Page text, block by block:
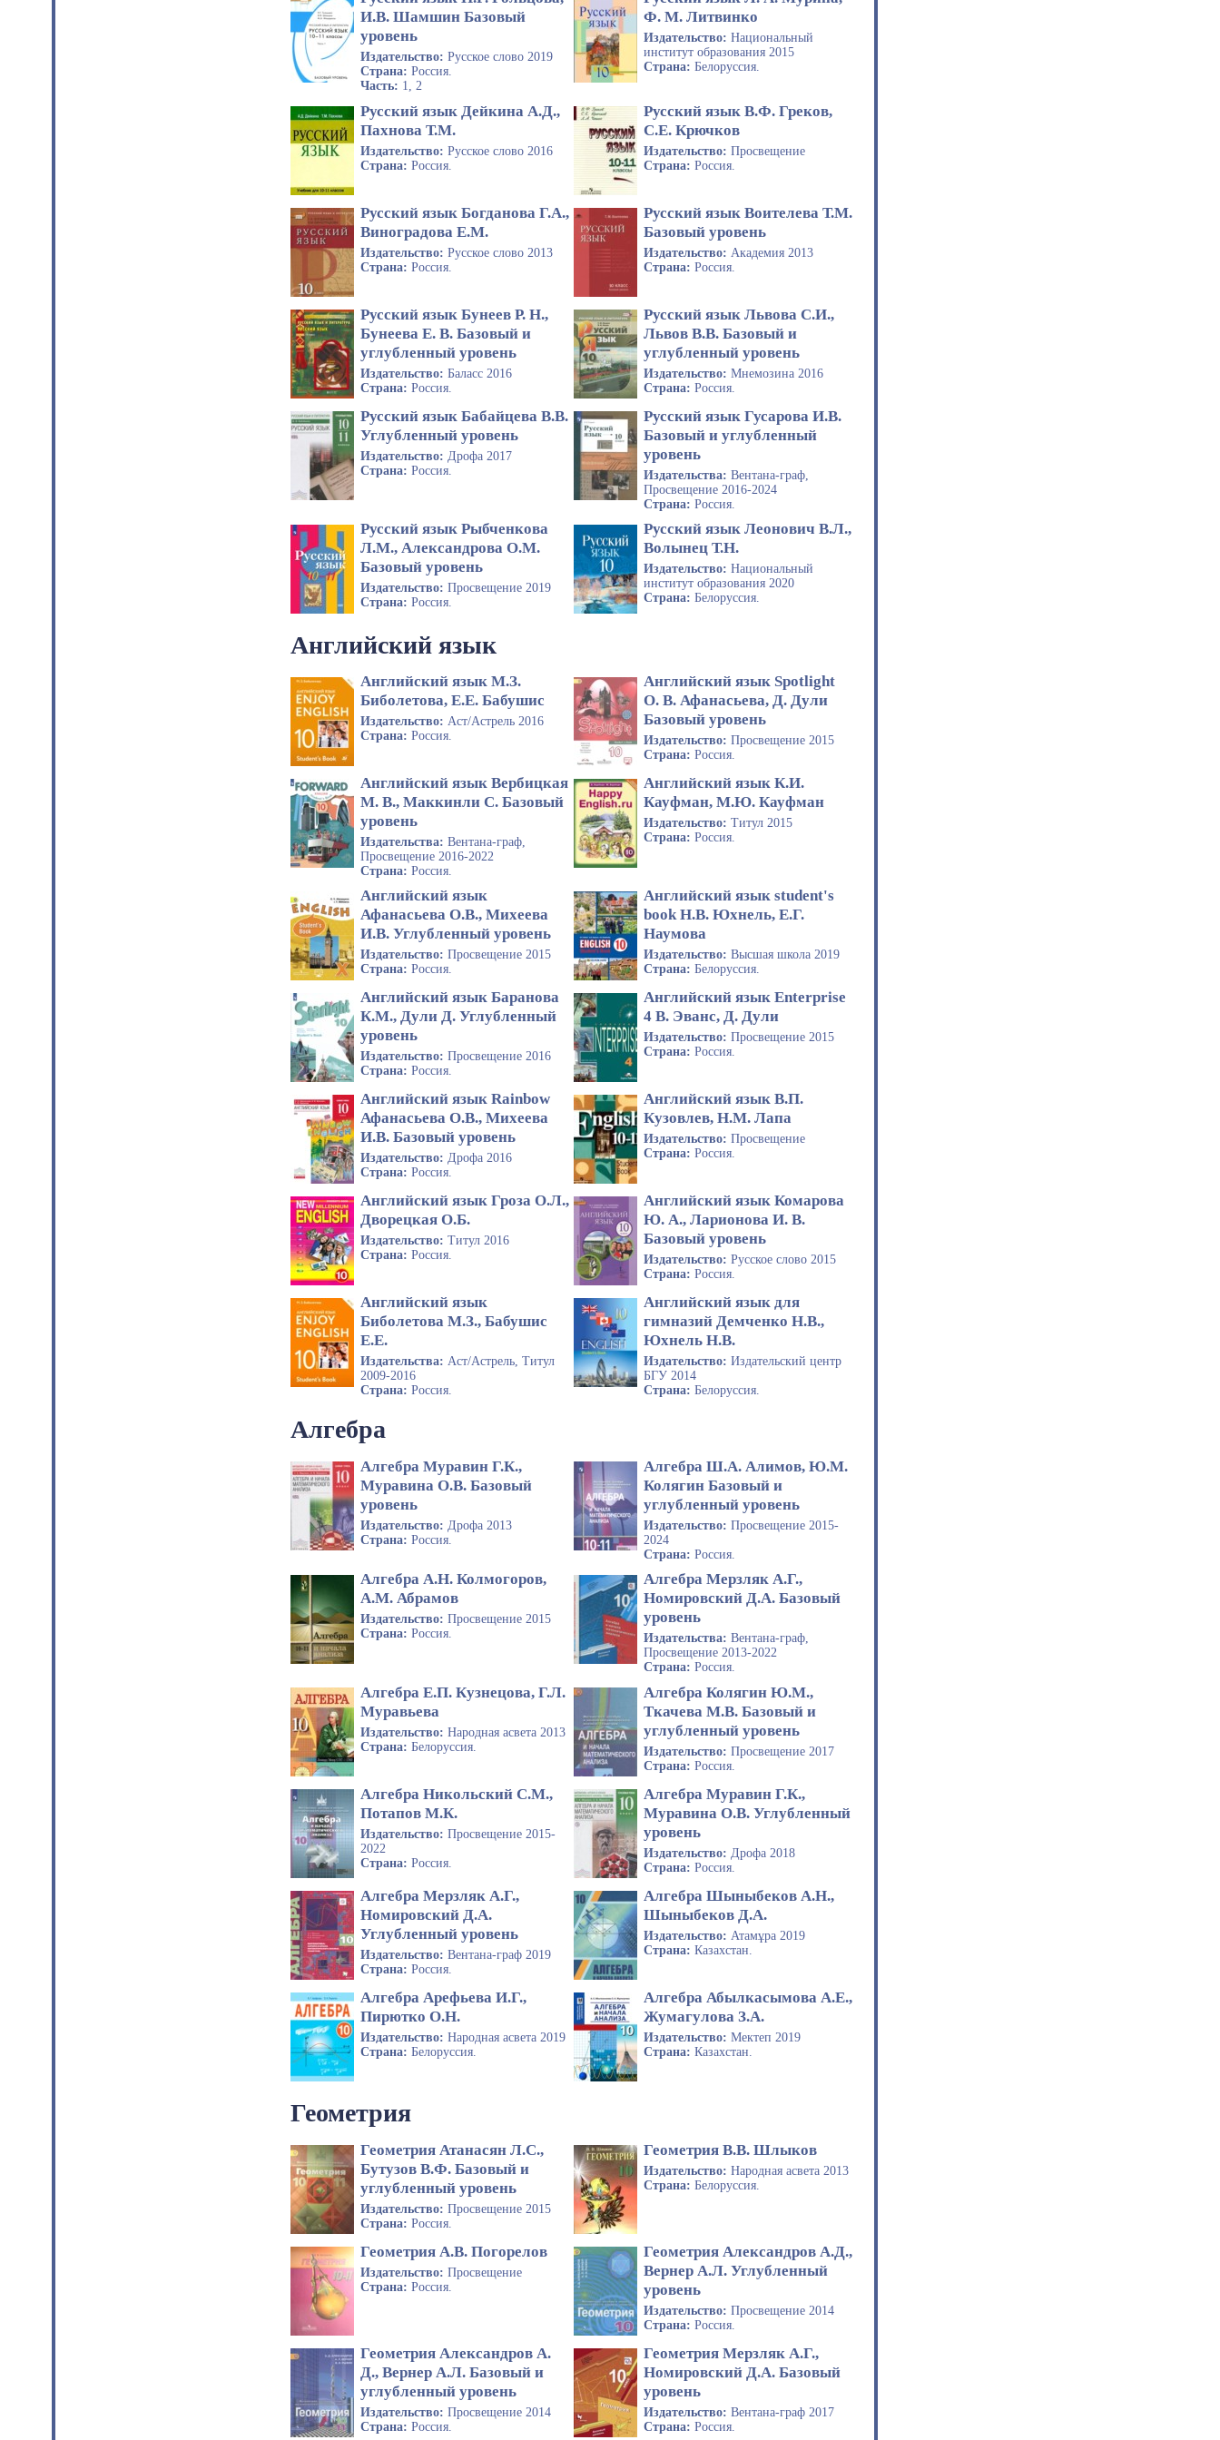
И.В. Шамшин Базовый
уровень
Издательство: Русское слово 2019
Страна: Россия.
Часть: 1, 2
Ф. М. Литвинко
Издательство:Национальный
институт образования 2015
Страна:Белоруссия.
Русский язык Дейкина А.Д.,
Пахнова Т.М.
Издательство: Русское слово 2016
Страна: Россия.
Русский язык В.Ф. Греков,
С.Е. Крючков
Издательство:Просвещение
Страна:Россия.
Русский язык Богданова Г.А.,
Виноградова Е.М.
Издательство: Русское слово 2013
Страна: Россия.
Русский язык Воителева Т.М.
Базовый уровень
Издательство: Академия 2013
Страна:Россия.
Русский язык Бунеев Р. Н.,
Бунеева Е. В. Базовый и
углубленный уровень
Издательство: Баласс 2016
Страна: Россия.
Русский язык Львова С.И.,
Львов В.В. Базовый и
углубленный уровень
Издательство:Мнемозина 2016
Страна:Россия.
Русский язык Бабайцева В.В.
Углубленный уровень
Издательство: Дрофа 2017
Страна: Россия.
Русский язык Гусарова И.В.
Базовый и углубленный
уровень
Издательства:Вентана-граф,
Просвещение 2016-2024
Страна:Россия.
Русский язык Рыбченкова
Л.М., Александрова О.М.
Базовый уровень
Издательство: Просвещение 2019
Страна: Россия.
Русский язык Леонович В.Л.,
Волынец Т.Н.
Издательство:Национальный
институт образования 2020
Страна:Белоруссия.
Английский язык
Английский язык М.З.
Биболетова, Е.Е. Бабушис
Издательство: Аст/Астрель 2016
Страна: Россия.
Английский язык Spotlight
О. В. Афанасьева, Д. Дули
Базовый уровень
Издательство:Просвещение 2015
Страна:Россия.
Английский язык Вербицкая
М. В., Маккинли С. Базовый
уровень
Издательства: Вентана-граф,
Просвещение 2016-2022
Страна: Россия.
Английский язык К.И.
Кауфман, М.Ю. Кауфман
Издательство:Титул 2015
Страна:Россия.
Английский язык
Афанасьева О.В., Михеева
И.В. Углубленный уровень
Издательство: Просвещение 2015
Страна: Россия.
Английский язык student's
book Н.В. Юхнель, Е.Г.
Наумова
Издательство:Высшая школа 2019
Страна:Белоруссия.
Английский язык Баранова
К.М., Дули Д. Углубленный
уровень
Издательство: Просвещение 2016
Страна: Россия.
Английский язык Enterprise
4 В. Эванс, Д. Дули
Издательство:Просвещение 2015
Страна:Россия.
Английский язык Rainbow
Афанасьева О.В., Михеева
И.В. Базовый уровень
Издательство: Дрофа 2016
Страна: Россия.
Английский язык В.П.
Кузовлев, Н.М. Лапа
Издательство:Просвещение
Страна:Россия.
Английский язык Гроза О.Л.,
Дворецкая О.Б.
Издательство: Титул 2016
Страна: Россия.
Английский язык Комарова
Ю. А., Ларионова И. В.
Базовый уровень
Издательство:Русское слово 2015
Страна:Россия.
Английский язык
Биболетова М.З., Бабушис
Е.Е.
Издательства: Аст/Астрель, Титул
2009-2016
Страна: Россия.
Английский язык для
гимназий Демченко Н.В.,
Юхнель Н.В.
Издательство:Издательский центр
БГУ 2014
Страна:Белоруссия.
Алгебра
Алгебра Муравин Г.К.,
Муравина О.В. Базовый
уровень
Издательство: Дрофа 2013
Страна: Россия.
Алгебра Ш.А. Алимов, Ю.М.
Колягин Базовый и
углубленный уровень
Издательство:Просвещение 2015-
2024
Страна:Россия.
Алгебра А.Н. Колмогоров,
А.М. Абрамов
Издательство: Просвещение 2015
Страна: Россия.
Алгебра Мерзляк А.Г.,
Номировский Д.А. Базовый
уровень
Издательства:Вентана-граф,
Просвещение 2013-2022
Страна:Россия.
Алгебра Е.П. Кузнецова, Г.Л.
Муравьева
Издательство: Народная асвета 2013
Страна: Белоруссия.
Алгебра Колягин Ю.М.,
Ткачева М.В. Базовый и
углубленный уровень
Издательство:Просвещение 2017
Страна:Россия.
Алгебра Никольский С.М.,
Потапов М.К.
Издательство: Просвещение 2015-
2022
Страна: Россия.
Алгебра Муравин Г.К.,
Муравина О.В. Углубленный
уровень
Издательство: Дрофа 2018
Страна:Россия.
Алгебра Мерзляк А.Г.,
Номировский Д.А.
Углубленный уровень
Издательство: Вентана-граф 2019
Страна: Россия.
Алгебра Шыныбеков А.Н.,
Шыныбеков Д.А.
Издательство: Атамұра 2019
Страна:Казахстан.
Алгебра Арефьева И.Г.,
Пирютко О.Н.
Издательство: Народная асвета 2019
Страна: Белоруссия.
Алгебра Абылкасымова А.Е.,
Жумагулова З.А.
Издательство:Мектеп 2019
Страна:Казахстан.
Геометрия
Геометрия Атанасян Л.С.,
Бутузов В.Ф. Базовый и
углубленный уровень
Издательство: Просвещение 2015
Страна: Россия.
Геометрия В.В. Шлыков
Издательство:Народная асвета 2013
Страна:Белоруссия.
Геометрия А.В. Погорелов
Издательство: Просвещение
Страна: Россия.
Геометрия Александров А.Д.,
Вернер А.Л. Углубленный
уровень
Издательство:Просвещение 2014
Страна:Россия.
Геометрия Александров А.
Д., Вернер А.Л. Базовый и
углубленный уровень
Издательство: Просвещение 2014
Страна: Россия.
Геометрия Мерзляк А.Г.,
Номировский Д.А. Базовый
уровень
Издательство:Вентана-граф 2017
Страна:Россия.